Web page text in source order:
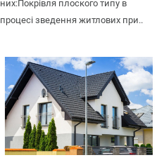
них:Покрівля плоского типу в
процесі зведення житлових при..